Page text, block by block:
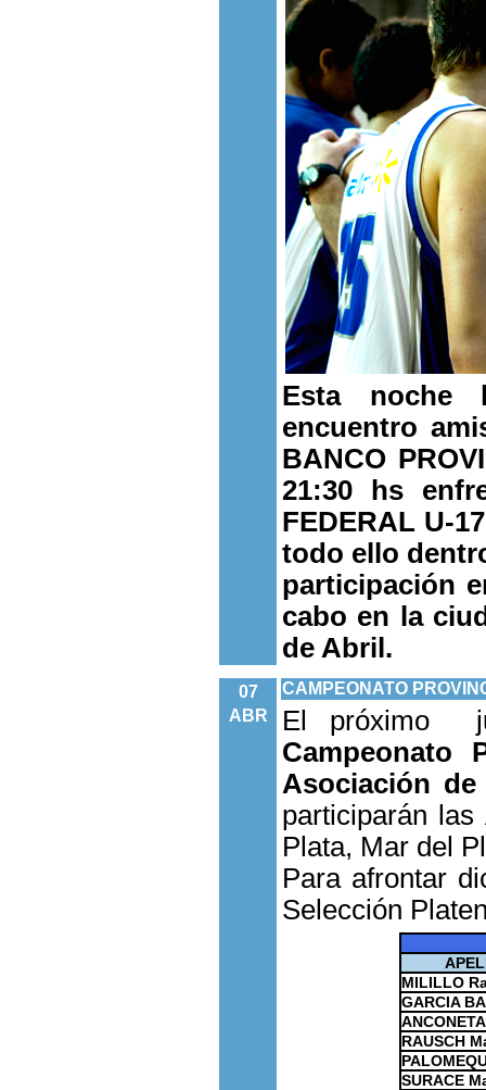
Esta noche
encuentro
BANCO
21:30 hs
FEDERAL U-
todo ello
participación
cabo en la
de Abril.
07
ABR
CAMPEONATO
El próximo
Campeonato
Asociación
participarán
Plata, Mar del
Para afrontar
Selección
MILILLO
GARCIA
RAUSCH
SURACE